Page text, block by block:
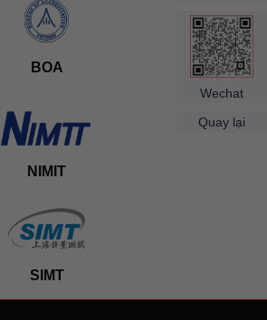
BOA
NIMIT
SIMT
Wechat
Quay lại